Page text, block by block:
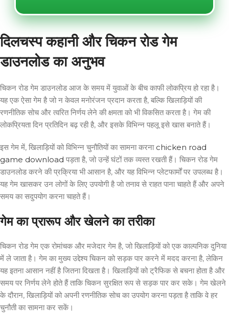
दिलचस्प कहानी और चिकन रोड गेम
डाउनलोड का अनुभव
चिकन रोड गेम डाउनलोड आज के समय में युवाओं के बीच काफी लोकप्रिय हो रहा है।
यह एक ऐसा गेम है जो न केवल मनोरंजन प्रदान करता है, बल्कि खिलाड़ियों की
रणनीतिक सोच और त्वरित निर्णय लेने की क्षमता को भी विकसित करता है। गेम की
लोकप्रियता दिन प्रतिदिन बढ़ रही है, और इसके विभिन्न पहलू इसे खास बनाते हैं।
इस गेम में, खिलाड़ियों को विभिन्न चुनौतियों का सामना करना chicken road
game download पड़ता है, जो उन्हें घंटों तक व्यस्त रखती हैं। चिकन रोड गेम
डाउनलोड करने की प्रक्रिया भी आसान है, और यह विभिन्न प्लेटफार्मों पर उपलब्ध है।
यह गेम खासकर उन लोगों के लिए उपयोगी है जो तनाव से राहत पाना चाहते हैं और अपने
समय का सदुपयोग करना चाहते हैं।
गेम का प्रारूप और खेलने का तरीका
चिकन रोड गेम एक रोमांचक और मजेदार गेम है, जो खिलाड़ियों को एक काल्पनिक दुनिया
में ले जाता है। गेम का मुख्य उद्देश्य चिकन को सड़क पार करने में मदद करना है, लेकिन
यह इतना आसान नहीं है जितना दिखता है। खिलाड़ियों को ट्रैफिक से बचना होता है और
समय पर निर्णय लेने होते हैं ताकि चिकन सुरक्षित रूप से सड़क पार कर सके। गेम खेलने
के दौरान, खिलाड़ियों को अपनी रणनीतिक सोच का उपयोग करना पड़ता है ताकि वे हर
चुनौती का सामना कर सकें।